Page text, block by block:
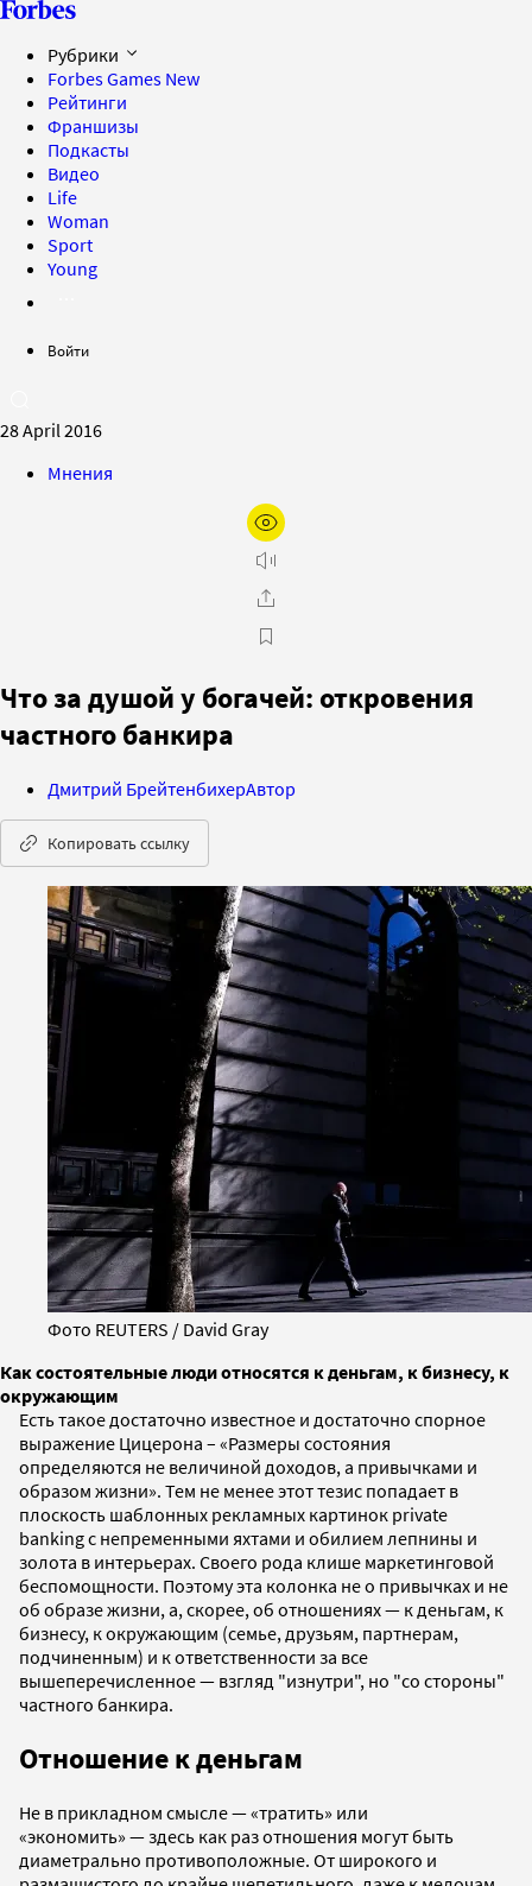
Рубрики
Forbes Games New
Рейтинги
Франшизы
Подкасты
Видео
Life
Woman
Sport
Young
Войти
28 April 2016
Мнения
Что за душой у богачей: откровения
частного банкира
Дмитрий БрейтенбихерАвтор
Копировать ссылку
Фото REUTERS / David Gray
Как состоятельные люди относятся к деньгам, к бизнесу, к
окружающим
Есть такое достаточно известное и достаточно спорное
выражение Цицерона – «Размеры состояния
определяются не величиной доходов, а привычками и
образом жизни». Тем не менее этот тезис попадает в
плоскость шаблонных рекламных картинок private
banking с непременными яхтами и обилием лепнины и
золота в интерьерах. Своего рода клише маркетинговой
беспомощности. Поэтому эта колонка не о привычках и не
об образе жизни, а, скорее, об отношениях— к деньгам, к
бизнесу, к окружающим (семье, друзьям, партнерам,
подчиненным) и к ответственности за все
вышеперечисленное— взгляд "изнутри", но "со стороны"
частного банкира.
Отношение к деньгам
Не в прикладном смысле — «тратить» или
«экономить» — здесь как раз отношения могут быть
диаметрально противоположные. От широкого и